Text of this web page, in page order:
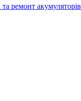
ремонт акумуляторів